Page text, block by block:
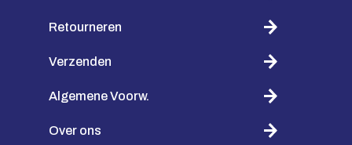
Retourneren
Verzenden
Algemene Voorw.
Over ons